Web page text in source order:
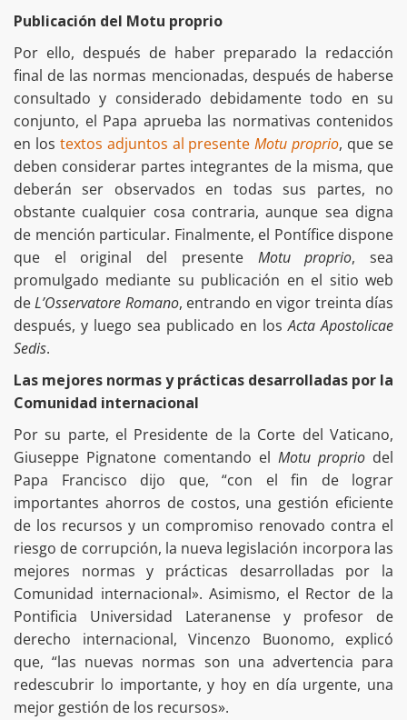
Publicación del Motu proprio
Por ello, después de haber preparado la redacción
final de las normas mencionadas, después de haberse
consultado y considerado debidamente todo en su
conjunto, el Papa aprueba las normativas contenidos
en los textos adjuntos al presenteMotu proprio, que se
deben considerar partes integrantes de la misma, que
deberán ser observados en todas sus partes, no
obstante cualquier cosa contraria, aunque sea digna
de mención particular. Finalmente, el Pontífice dispone
que el original del presente Motu proprio, sea
promulgado mediante su publicación en el sitio web
deL’Osservatore Romano, entrando en vigor treinta días
después, y luego sea publicado en losActa Apostolicae
Sedis.
Las mejores normas y prácticas desarrolladas por la
Comunidad internacional
Por su parte, el Presidente de la Corte del Vaticano,
Giuseppe Pignatone comentando el Motu proprio del
Papa Francisco dijo que, “con el fin de lograr
importantes ahorros de costos, una gestión eficiente
de los recursos y un compromiso renovado contra el
riesgo de corrupción, la nueva legislación incorpora las
mejores normas y prácticas desarrolladas por la
Comunidad internacional». Asimismo, el Rector de la
Pontificia Universidad Lateranense y profesor de
derecho internacional, Vincenzo Buonomo, explicó
que, “las nuevas normas son una advertencia para
redescubrir lo importante, y hoy en día urgente, una
mejor gestión de los recursos».